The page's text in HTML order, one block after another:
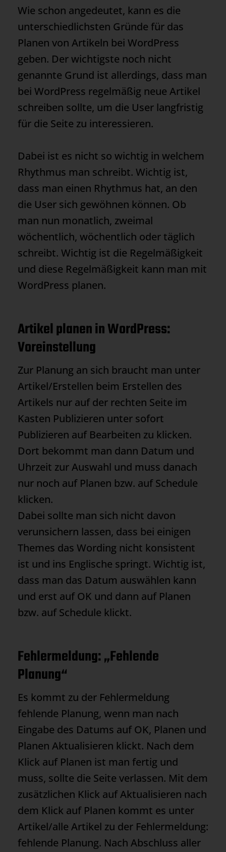
Wie schon angedeutet, kann es die
unterschiedlichsten Gründe für das
Planen von Artikeln bei WordPress
geben. Der wichtigste noch nicht
genannte Grund ist allerdings, dass man
bei WordPress regelmäßig neue Artikel
schreiben sollte, um die User langfristig
für die Seite zu interessieren.
Dabei ist es nicht so wichtig in welchem
Rhythmus man schreibt. Wichtig ist,
dass man einen Rhythmus hat, an den
die User sich gewöhnen können. Ob
man nun monatlich, zweimal
wöchentlich, wöchentlich oder täglich
schreibt. Wichtig ist die Regelmäßigkeit
und diese Regelmäßigkeit kann man mit
WordPress planen.
Artikel planen in WordPress:
Voreinstellung
Zur Planung an sich braucht man unter
Artikel/Erstellen beim Erstellen des
Artikels nur auf der rechten Seite im
Kasten Publizieren unter sofort
Publizieren auf Bearbeiten zu klicken.
Dort bekommt man dann Datum und
Uhrzeit zur Auswahl und muss danach
nur noch auf Planen bzw. auf Schedule
klicken.
Dabei sollte man sich nicht davon
verunsichern lassen, dass bei einigen
Themes das Wording nicht konsistent
ist und ins Englische springt. Wichtig ist,
dass man das Datum auswählen kann
und erst auf OK und dann auf Planen
bzw. auf Schedule klickt.
Fehlermeldung: „Fehlende
Planung“
Es kommt zu der Fehlermeldung
fehlende Planung, wenn man nach
Eingabe des Datums auf OK, Planen und
Planen Aktualisieren klickt. Nach dem
Klick auf Planen ist man fertig und
muss, sollte die Seite verlassen. Mit dem
zusätzlichen Klick auf Aktualisieren nach
dem Klick auf Planen kommt es unter
Artikel/alle Artikel zu der Fehlermeldung:
fehlende Planung. Nach Abschluss aller